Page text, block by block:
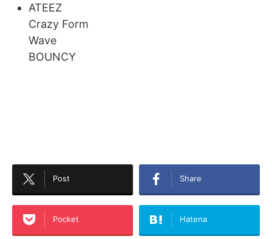
ATEEZ
Crazy Form
Wave
BOUNCY
Post Share
Pocket Hatena